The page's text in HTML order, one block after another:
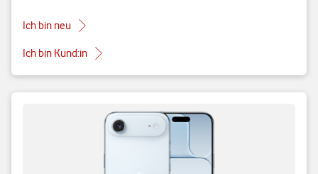
Ich bin neu
Ich bin Kund:in